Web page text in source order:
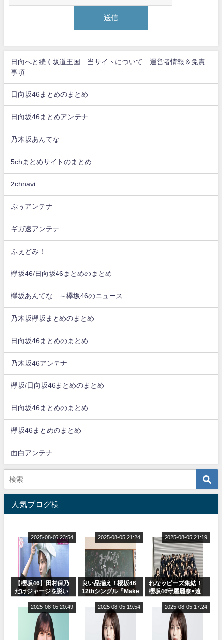
日向へと続く坂道王国 当サイトについて 運営者情報＆免責
事項
日向坂46まとめのまとめ
日向坂46まとめアンテナ
乃木坂あんてな
5chまとめサイトのまとめ
2chnavi
ぷぅアンテナ
ギガ速アンテナ
ふぇどみ！
欅坂46/日向坂46まとめのまとめ
欅坂あんてな ～欅坂46のニュース
乃木坂欅坂まとめのまとめ
日向坂46まとめのまとめ
乃木坂46アンテナ
欅坂/日向坂46まとめのまとめ
日向坂46まとめのまとめ
欅坂46まとめのまとめ
面白アンテナ
人気ブログ様
【櫻坂46】田村保乃
だけジャージを脱い
2025-08-05 23:54
良い品揃え！櫻坂46
12thシングル『Make
ャルグッズ絶賛販売
2025-08-05 21:24
れなッピーズ集結！
櫻坂46守屋麗奈×遠
ット！」水曜スタジ
オ出演決定
2025-08-05 21:19
2025-08-05 20:49 2025-08-05 19:54 2025-08-05 17:24